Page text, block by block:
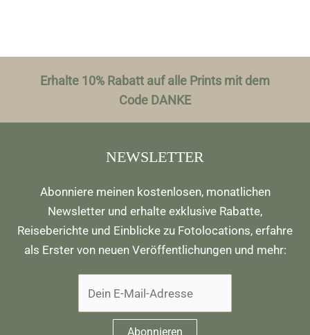
Erhalte 10% Rabatt auf alle Prints mit dem
Code DANKE
NEWSLETTER
Abonniere meinen kostenlosen, monatlichen
Newsletter und erhalte exklusive Rabatte,
Reiseberichte und Einblicke zu Fotolocations, erfahre
als Erster von neuen Veröffentlichungen und mehr: